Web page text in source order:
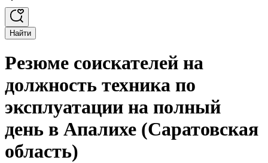
Найти
Резюме соискателей на
должность техника по
эксплуатации на полный
день в Апалихе (Саратовская
область)